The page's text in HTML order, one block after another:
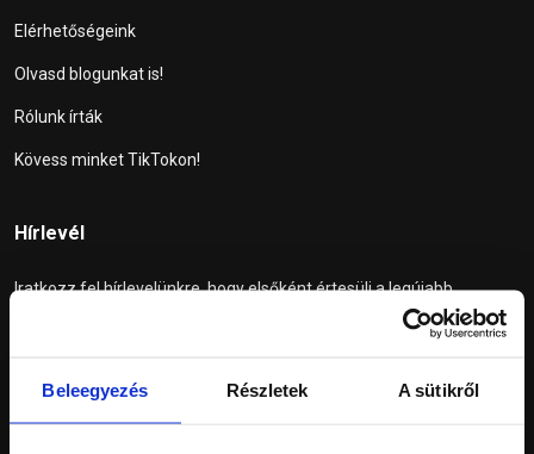
Beleegyezés Részletek A sütikről
Elérhetőségeink
Olvasd blogunkat is!
Rólunk írták
Kövess minket TikTokon!
Hírlevél
Iratkozz fel hírlevelünkre, hogy elsőként értesülj a legújabb